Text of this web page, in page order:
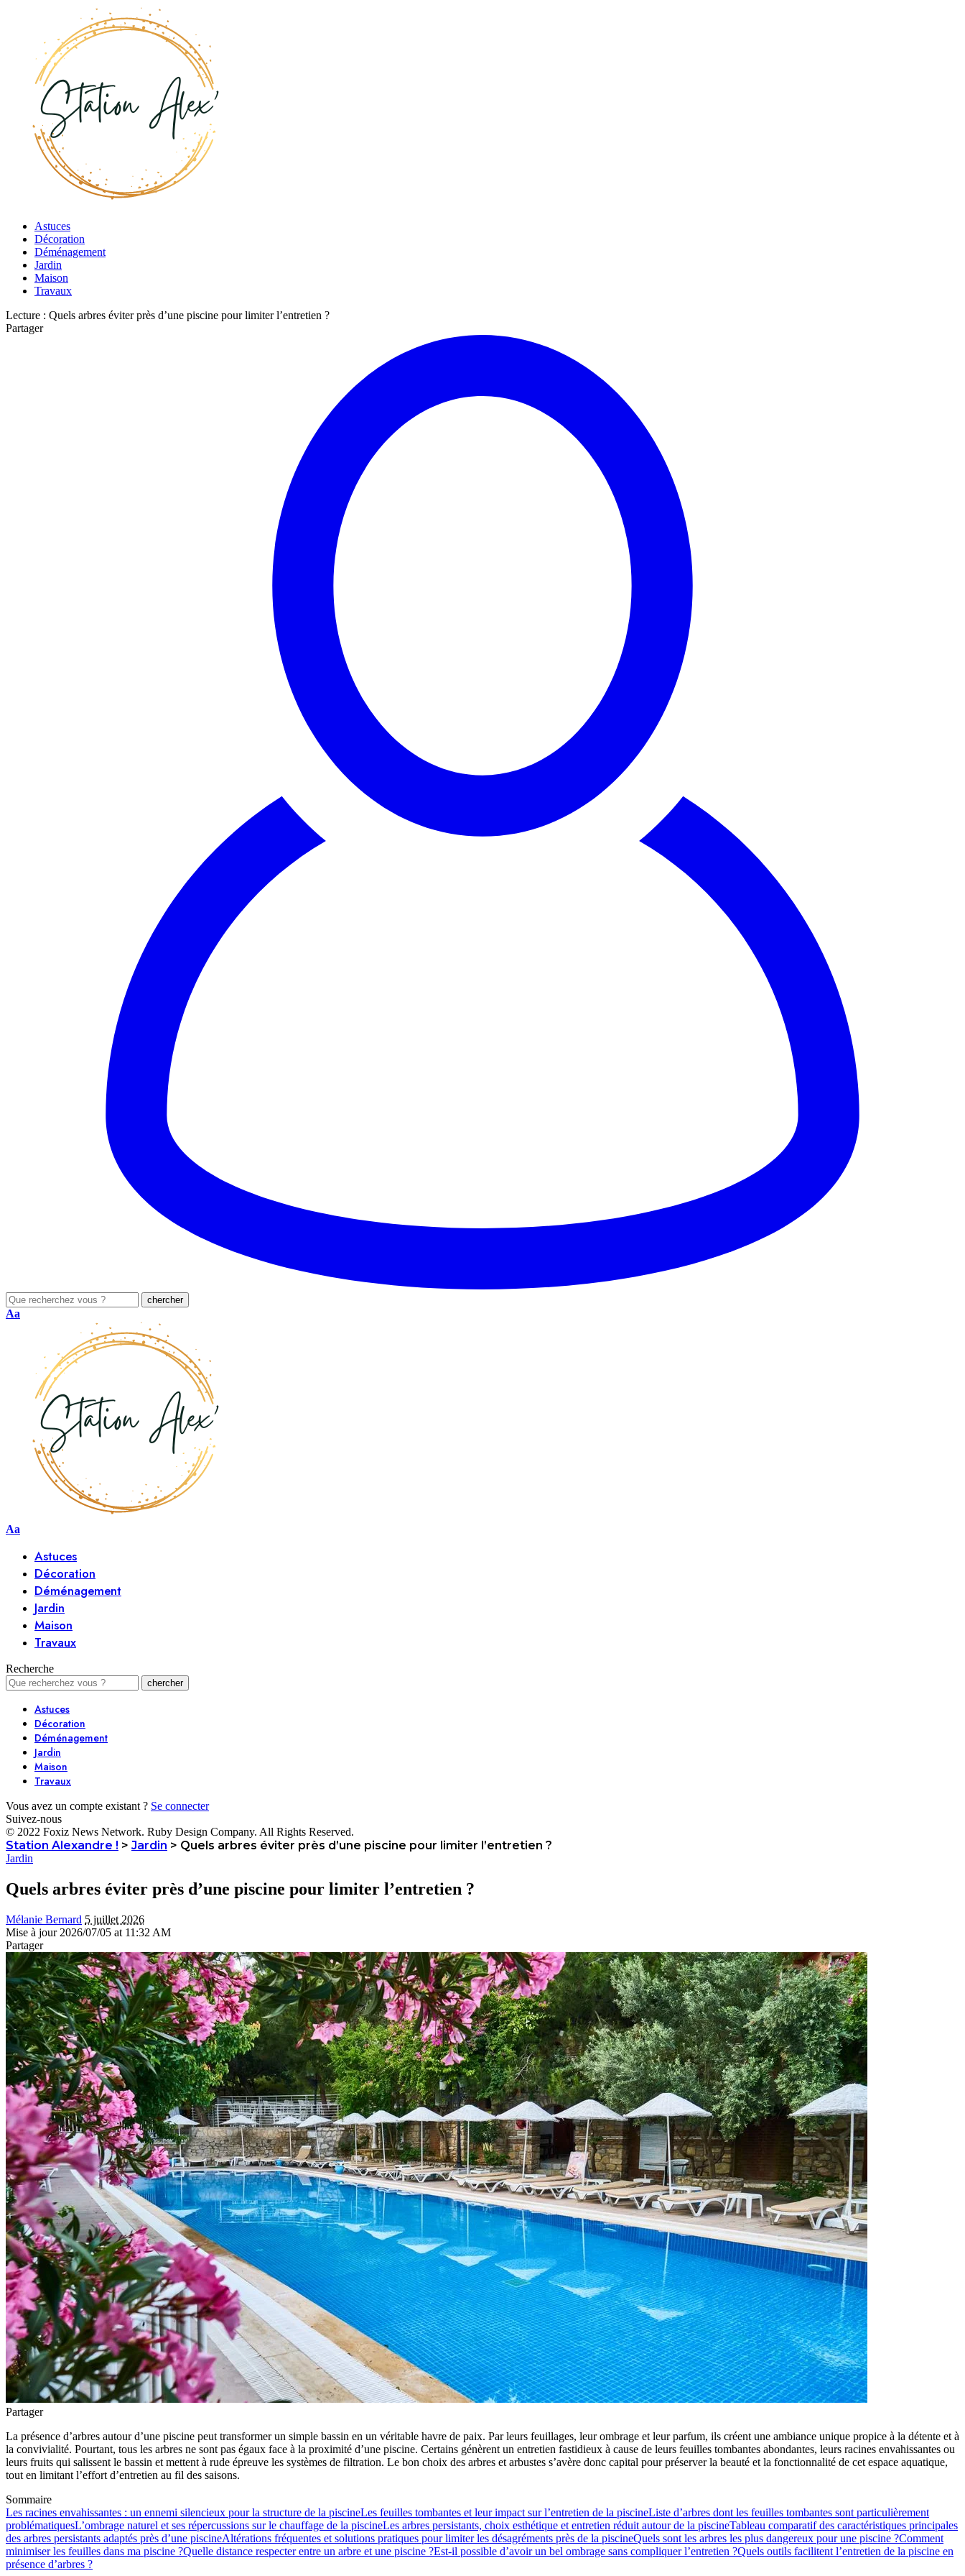
Astuces
Décoration
Déménagement
Jardin
Maison
Travaux
Lecture : Quels arbres éviter près d’une piscine pour limiter l’entretien ?
Partager
Aa
Aa
Astuces
Décoration
Déménagement
Jardin
Maison
Travaux
Recherche
Astuces
Décoration
Déménagement
Jardin
Maison
Travaux
Vous avez un compte existant ? Se connecter
Suivez-nous
© 2022 Foxiz News Network. Ruby Design Company. All Rights Reserved.
Station Alexandre ! > Jardin > Quels arbres éviter près d’une piscine pour limiter l’entretien ?
Jardin
Quels arbres éviter près d’une piscine pour limiter l’entretien ?
Mélanie Bernard 5 juillet 2026
Mise à jour 2026/07/05 at 11:32 AM
Partager
Partager
La présence d’arbres autour d’une piscine peut transformer un simple bassin en un véritable havre de paix. Par leurs feuillages, leur ombrage et leur parfum, ils créent une ambiance unique propice à la détente et à
la convivialité. Pourtant, tous les arbres ne sont pas égaux face à la proximité d’une piscine. Certains génèrent un entretien fastidieux à cause de leurs feuilles tombantes abondantes, leurs racines envahissantes ou
leurs fruits qui salissent le bassin et mettent à rude épreuve les systèmes de filtration. Le bon choix des arbres et arbustes s’avère donc capital pour préserver la beauté et la fonctionnalité de cet espace aquatique,
tout en limitant l’effort d’entretien au fil des saisons.
Sommaire
Les racines envahissantes : un ennemi silencieux pour la structure de la piscineLes feuilles tombantes et leur impact sur l’entretien de la piscineListe d’arbres dont les feuilles tombantes sont particulièrement
problématiquesL’ombrage naturel et ses répercussions sur le chauffage de la piscineLes arbres persistants, choix esthétique et entretien réduit autour de la piscineTableau comparatif des caractéristiques principales
des arbres persistants adaptés près d’une piscineAltérations fréquentes et solutions pratiques pour limiter les désagréments près de la piscineQuels sont les arbres les plus dangereux pour une piscine ?Comment
minimiser les feuilles dans ma piscine ?Quelle distance respecter entre un arbre et une piscine ?Est-il possible d’avoir un bel ombrage sans compliquer l’entretien ?Quels outils facilitent l’entretien de la piscine en
présence d’arbres ?